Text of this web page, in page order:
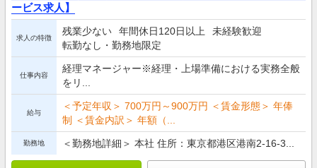
ービス求人】
求人の特徴
残業少ない 年間休日120日以上
未経験歓迎
転勤なし・勤務地限定
仕事内容
経理マネージャー※経理・上場準備における実務全般
をリ...
給与
＜予定年収＞ 700万円～900万円 ＜賃金形態＞ 年俸
制 ＜賃金内訳＞ 年額（...
勤務地 ＜勤務地詳細＞ 本社 住所：東京都港区港南2-16-3...